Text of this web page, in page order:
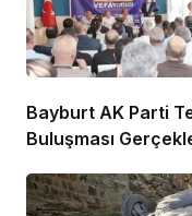
Bayburt AK Parti
Buluşması